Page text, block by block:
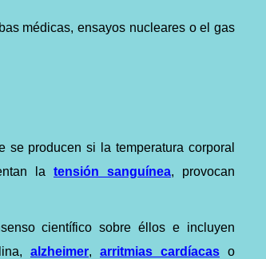
médicas, ensayos nucleares o el gas
se producen si la temperatura corporal
latensión sanguínea, provocan
científico sobre éllos e incluyen
alzheimer,arritmias cardíacaso